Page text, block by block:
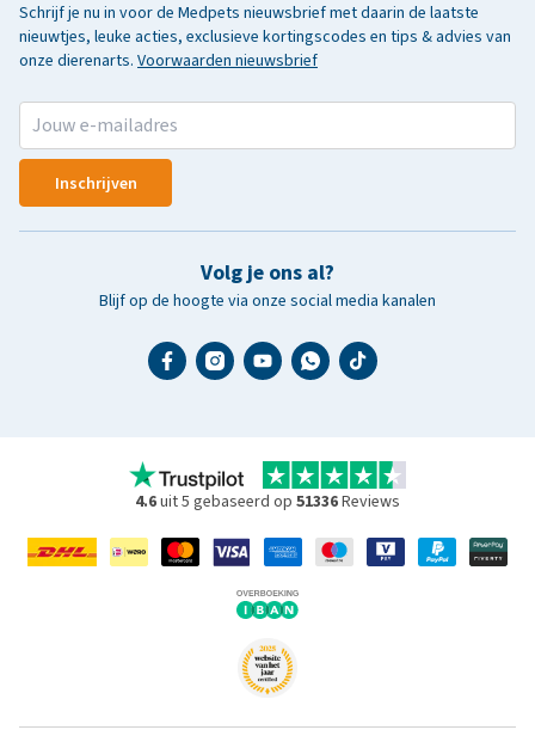
Schrijf je nu in voor de Medpets nieuwsbrief met daarin de laatste
nieuwtjes, leuke acties, exclusieve kortingscodes en tips & advies van
onze dierenarts. Voorwaarden nieuwsbrief
Inschrijven
Volg je ons al?
Blijf op de hoogte via onze social media kanalen
4.6uit 5 gebaseerd op 51336Reviews